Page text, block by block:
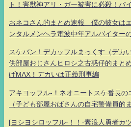
ト！害獣神アリ・ガー被害に必殺！パ
おネコさん的まとめ速報 僕の彼女は
ンタルメンヘラ電波中年アルバイター
スケバン！デカッフルまっくす（デカ
供部屋おじさんヒロシ之古惑仔的まと
げMAX！デカいは正義刑事編
アキヨッフル-！ネオニートスケ番長の
（子ども部屋おばさんの自宅警備員的
[ヨシヨシロッフル-！！-素浪人勇者カ